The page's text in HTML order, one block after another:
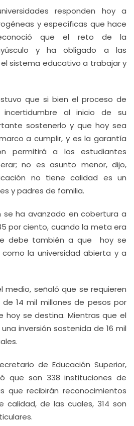
responden hoy a
y específicas que hace
que el reto de la
y ha obligado a las
sistema educativo a trabajar y
que si bien el proceso de
incertidumbre al inicio de su
sostenerlo y que hoy sea
a cumplir, y es la garantía
permitirá a los estudiantes
no es asunto menor, dijo,
no tiene calidad es un
y padres de familia.
se ha avanzado en cobertura a
por ciento, cuando la meta era
debe también a que hoy se
la universidad abierta y a
medio, señaló que se requieren
14 mil millones de pesos por
hoy se destina. Mientras que el
inversión sostenida de 16 mil
de Educación Superior,
que son 338 instituciones de
que recibirán reconocimientos
calidad, de las cuales, 314 son